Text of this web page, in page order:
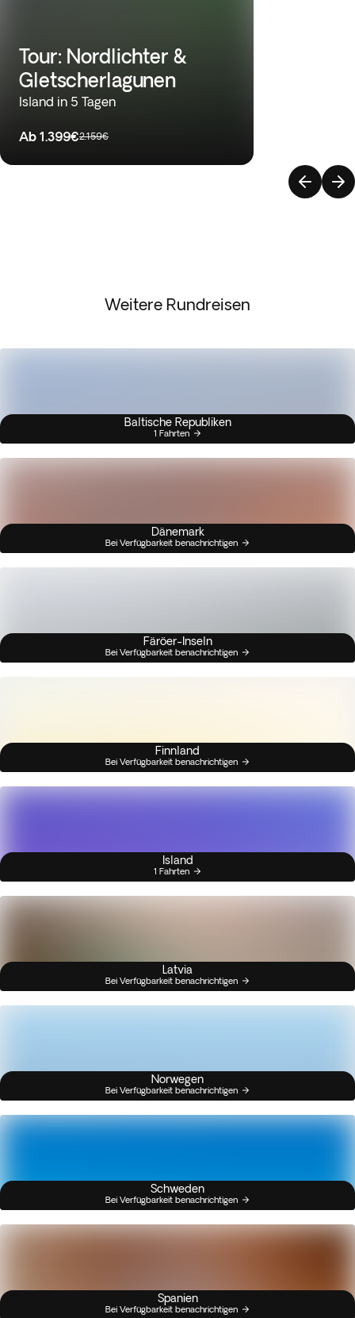
Tour: Nordlichter &
Gletscherlagunen
Island in 5 Tagen
Ab 1.399€2.159€
Weitere Rundreisen
Baltische Republiken
1 Fahrten
Dänemark
Bei Verfügbarkeit benachrichtigen
Färöer-Inseln
Bei Verfügbarkeit benachrichtigen
Finnland
Bei Verfügbarkeit benachrichtigen
Island
1 Fahrten
Latvia
Bei Verfügbarkeit benachrichtigen
Norwegen
Bei Verfügbarkeit benachrichtigen
Schweden
Bei Verfügbarkeit benachrichtigen
Spanien
Bei Verfügbarkeit benachrichtigen